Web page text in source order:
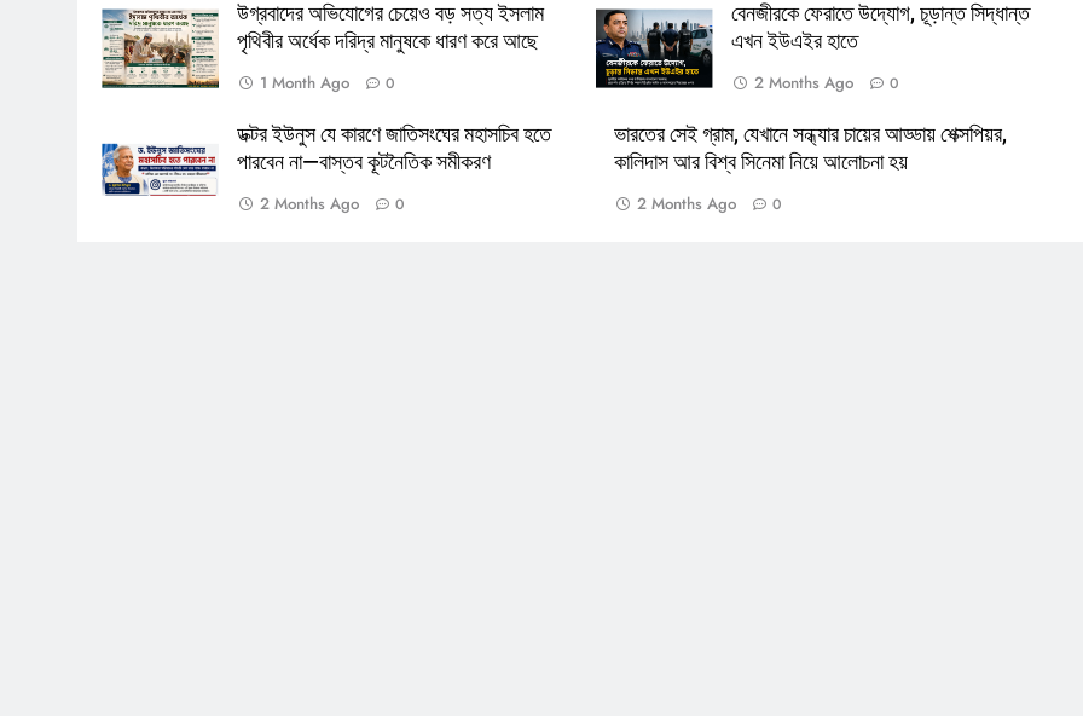
উগ্রবাদের অভিযোগের চেয়েও বড় সত্য ইসলাম
পৃথিবীর অর্ধেক দরিদ্র মানুষকে ধারণ করে আছে
1 Month Ago 0
বেনজীরকে ফেরাতে উদ্যোগ, চূড়ান্ত সিদ্ধান্ত
এখন ইউএইর হাতে
2 Months Ago 0
ডক্টর ইউনুস যে কারণে জাতিসংঘের মহাসচিব হতে
পারবেন না—বাস্তব কূটনৈতিক সমীকরণ
2 Months Ago 0
ভারতের সেই গ্রাম, যেখানে সন্ধ্যার চায়ের আড্ডায় শেক্সপিয়র,
কালিদাস আর বিশ্ব সিনেমা নিয়ে আলোচনা হয়
2 Months Ago 0
পাপ ও পুনর্জন্ম Lamia Math Play অশ্রাব্য গালিগালাজ